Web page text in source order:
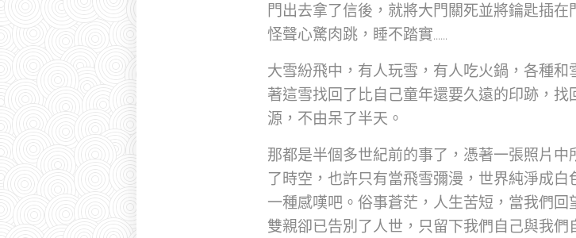
門出去拿了信後，就將大門關死並將鑰匙插
怪聲心驚肉跳，睡不踏實......
大雪紛飛中，有人玩雪，有人吃火鍋，各種
著這雪找回了比自己童年還要久遠的印跡，
源，不由呆了半天。
那都是半個多世紀前的事了，憑著一張照片
了時空，也許只有當飛雪彌漫，世界純淨成
一種感嘆吧。俗事蒼茫，人生苦短，當我們
雙親卻已告別了人世，只留下我們自己與我